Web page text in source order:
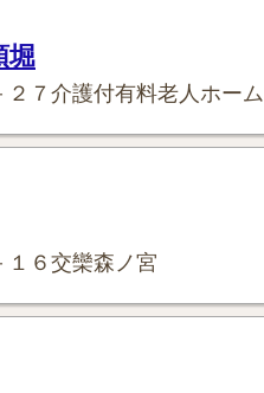
堀
２７介護付有料老人ホーム
１６交欒森ノ宮